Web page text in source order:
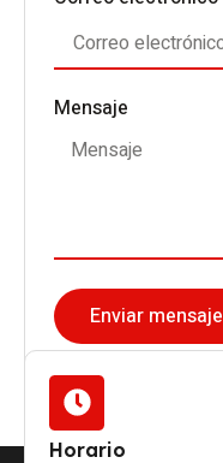
Mensaje
Enviar mensaje
Horario